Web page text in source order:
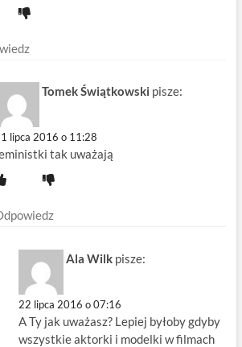
Tomek Świątkowski pisze:
lipca 2016 o 11:28
tak uważają
Ala Wilk pisze:
22 lipca 2016 o 07:16
A Ty jak uważasz? Lepiej byłoby gdyby
wszystkie aktorki i modelki w filmach